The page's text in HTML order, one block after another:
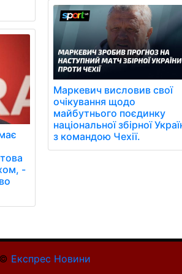
-
Маркевич висловив свої
очікування щодо
майбутнього поєдинку
національної збірної
з командою Чехії.
© Експрес Новини